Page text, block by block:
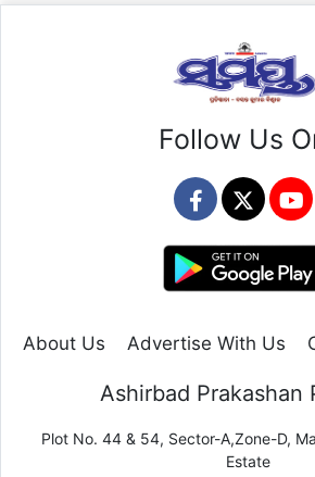
Follow Us
About Us Advertise With Us
Ashirbad Prakashan
Plot No. 44 & 54, Sector-A,Zone-D,
Estate